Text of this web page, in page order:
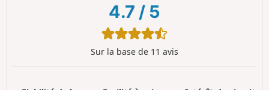
4.7 / 5
Sur la base de 11 avis